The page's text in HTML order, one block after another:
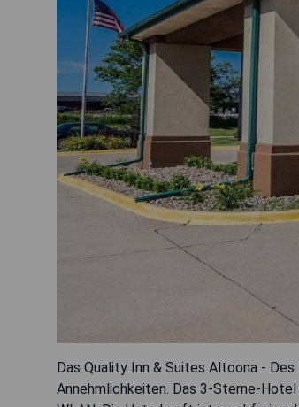
Das Quality Inn & Suites Altoona -
Annehmlichkeiten. Das 3-Sterne-